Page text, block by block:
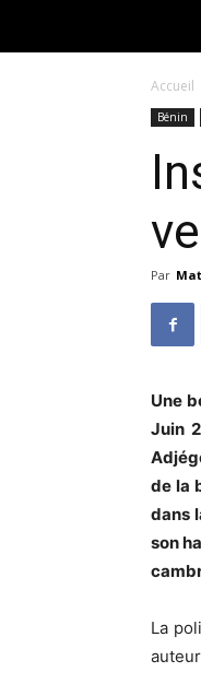
Accueil
Bénin
Par
Une
Juin
de la
dans
son
La